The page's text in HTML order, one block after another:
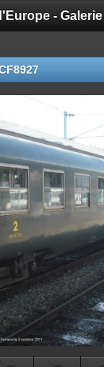
-